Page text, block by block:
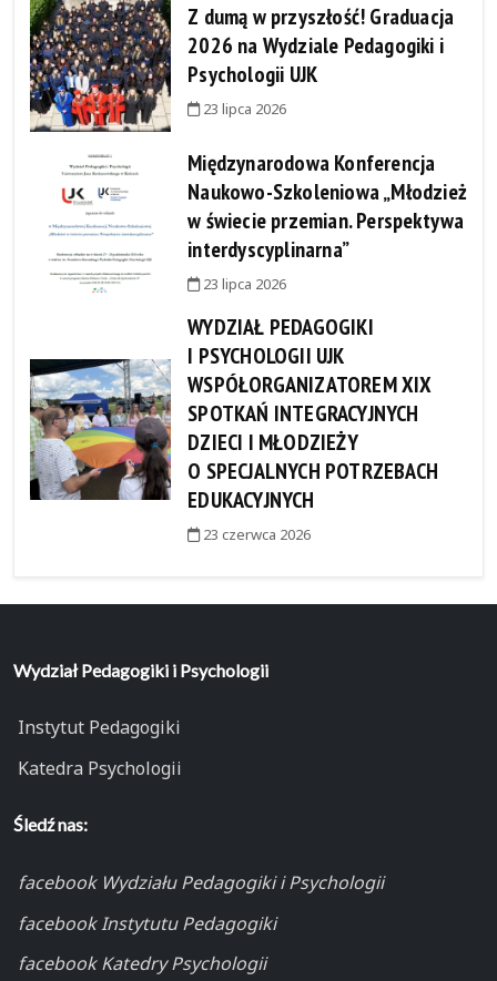
Z dumą w przyszłość! Graduacja
2026 na Wydziale Pedagogiki i
Psychologii UJK
23 lipca 2026
Międzynarodowa Konferencja
Naukowo-Szkoleniowa „Młodzież
w świecie przemian. Perspektywa
interdyscyplinarna”
23 lipca 2026
WYDZIAŁ PEDAGOGIKI
I PSYCHOLOGII UJK
WSPÓŁORGANIZATOREM XIX
SPOTKAŃ INTEGRACYJNYCH
DZIECI I MŁODZIEŻY
O SPECJALNYCH POTRZEBACH
EDUKACYJNYCH
23 czerwca 2026
Wydział Pedagogiki i Psychologii
Instytut Pedagogiki
Katedra Psychologii
Śledź nas:
facebook Wydziału Pedagogiki i Psychologii
facebook Instytutu Pedagogiki
facebook Katedry Psychologii